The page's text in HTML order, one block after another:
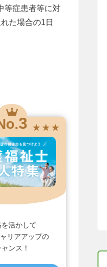
等症患者等に対
た場合の1日
3 ★ ★ ★
を活かして
リアアップの
ンス！